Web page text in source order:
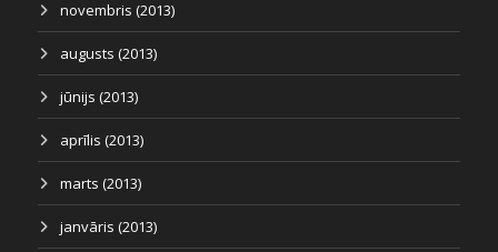
novembris (2013)
augusts (2013)
jūnijs (2013)
aprīlis (2013)
marts (2013)
janvāris (2013)